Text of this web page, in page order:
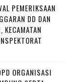
PEMERIKSAAN
DD DAN
KECAMATAN
ORGANISASI